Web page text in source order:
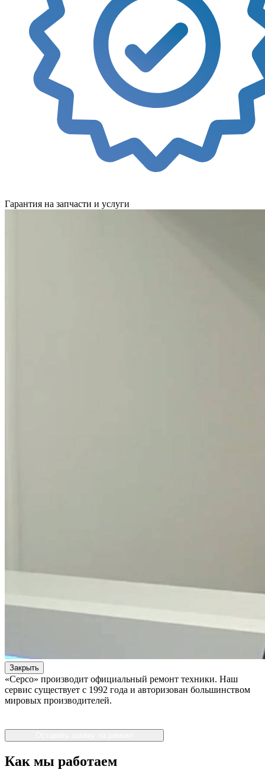
Гарантия на запчасти и услуги
Закрыть
«Серсо» производит официальный ремонт техники. Наш
сервис существует с 1992 года и авторизован большинством
мировых производителей.
Как мы работаем